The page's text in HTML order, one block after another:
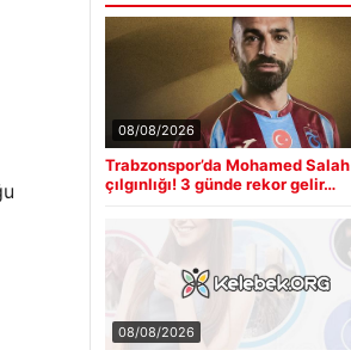
08/08/2026
Trabzonspor’da Mohamed Salah
çılgınlığı! 3 günde rekor gelir…
08/08/2026